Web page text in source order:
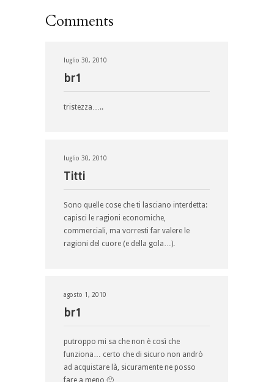
Comments
luglio 30, 2010
br1
tristezza…..
luglio 30, 2010
Titti
Sono quelle cose che ti lasciano interdetta:
capisci le ragioni economiche,
commerciali, ma vorresti far valere le
ragioni del cuore (e della gola…).
agosto 1, 2010
br1
putroppo mi sa che non è così che
funziona… certo che di sicuro non andrò
ad acquistare là, sicuramente ne posso